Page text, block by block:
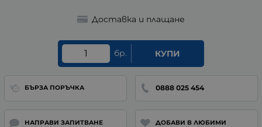
Доставка и плащане
бр. КУПИ
БЪРЗА ПОРЪЧКА 0888 025 454
НАПРАВИ ЗАПИТВАНЕ ДОБАВИ В ЛЮБИМИ